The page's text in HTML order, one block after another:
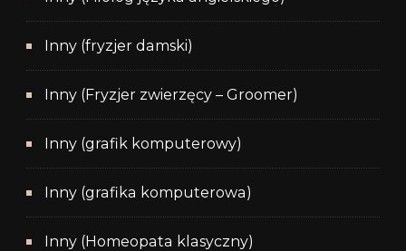
Inny (fryzjer damski)
Inny (Fryzjer zwierzęcy – Groomer)
Inny (grafik komputerowy)
Inny (grafika komputerowa)
Inny (Homeopata klasyczny)